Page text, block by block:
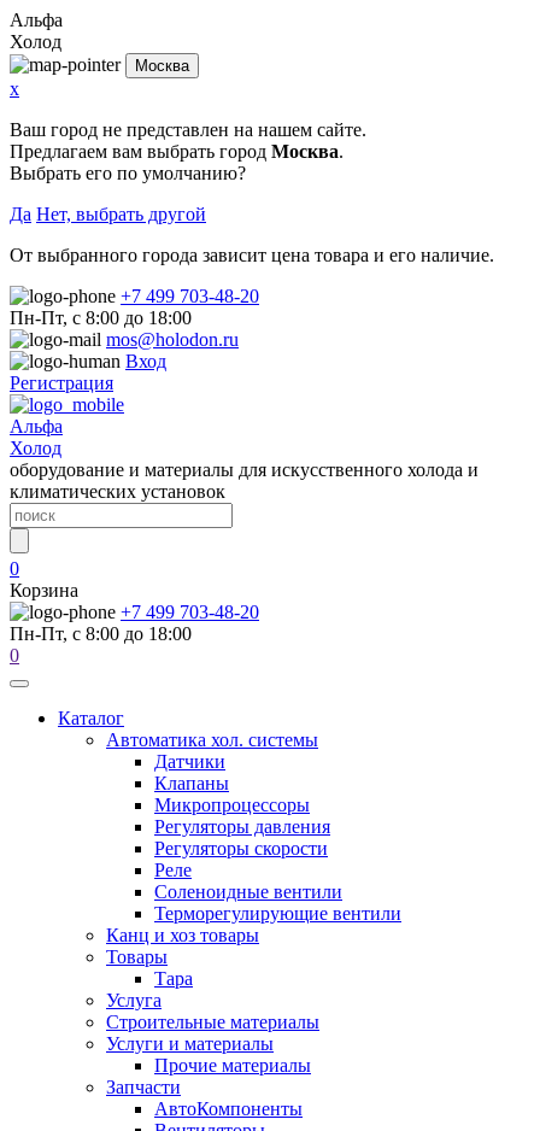
Альфа
Холод
Москва
x
Ваш город не представлен на нашем сайте.
Предлагаем вам выбрать город Москва.
Выбрать его по умолчанию?
Да Нет, выбрать другой
От выбранного города зависит цена товара и его наличие.
+7 499 703-48-20
Пн-Пт, с 8:00 до 18:00
mos@holodon.ru
Вход
Регистрация
Альфа
Холод
оборудование и материалы для искусственного холода и
климатических установок
0
Корзина
+7 499 703-48-20
Пн-Пт, с 8:00 до 18:00
0
Каталог
Автоматика хол. системы
Датчики
Клапаны
Микропроцессоры
Регуляторы давления
Регуляторы скорости
Реле
Соленоидные вентили
Терморегулирующие вентили
Канц и хоз товары
Товары
Тара
Услуга
Строительные материалы
Услуги и материалы
Прочие материалы
Запчасти
АвтоКомпоненты